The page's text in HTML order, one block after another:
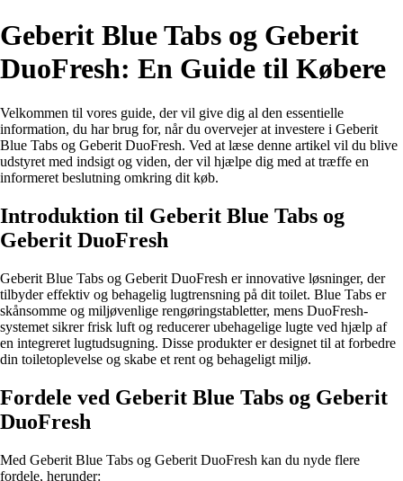
Geberit Blue Tabs og Geberit
DuoFresh: En Guide til Købere
Velkommen til vores guide, der vil give dig al den essentielle
information, du har brug for, når du overvejer at investere i Geberit
Blue Tabs og Geberit DuoFresh. Ved at læse denne artikel vil du blive
udstyret med indsigt og viden, der vil hjælpe dig med at træffe en
informeret beslutning omkring dit køb.
Introduktion til Geberit Blue Tabs og
Geberit DuoFresh
Geberit Blue Tabs og Geberit DuoFresh er innovative løsninger, der
tilbyder effektiv og behagelig lugtrensning på dit toilet. Blue Tabs er
skånsomme og miljøvenlige rengøringstabletter, mens DuoFresh-
systemet sikrer frisk luft og reducerer ubehagelige lugte ved hjælp af
en integreret lugtudsugning. Disse produkter er designet til at forbedre
din toiletoplevelse og skabe et rent og behageligt miljø.
Fordele ved Geberit Blue Tabs og Geberit
DuoFresh
Med Geberit Blue Tabs og Geberit DuoFresh kan du nyde flere
fordele, herunder: